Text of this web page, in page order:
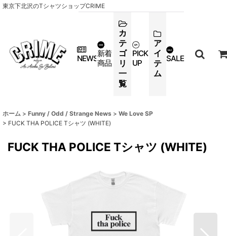
東京下北沢のTシャツショップCRIME
NEWS新着
商品
カ
テ
ゴ
リ
一
覧
PICK
UP
ア
イ
テ
ム
SALE
ホーム > Funny / Odd / Strange News > We Love SP
> FUCK THA POLICE Tシャツ (WHITE)
FUCK THA POLICE Tシャツ (WHITE)